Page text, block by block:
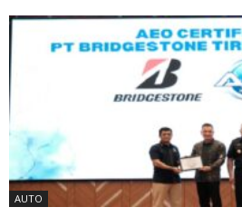
AUTO